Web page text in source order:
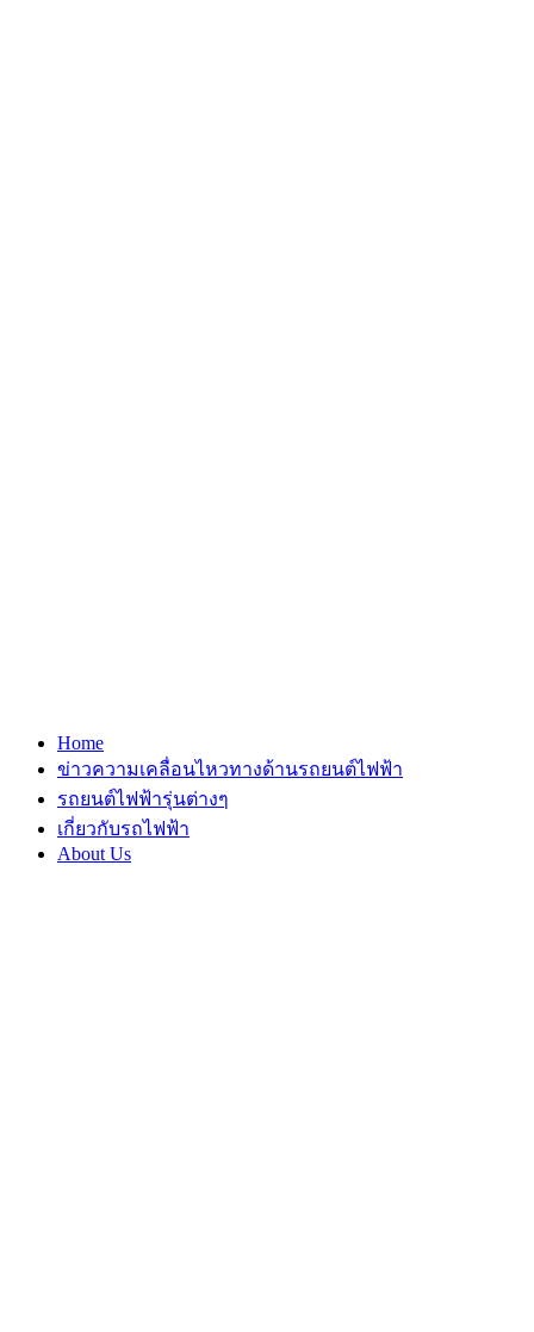
Home
ข่าวความเคลื่อนไหวทางด้านรถยนต์ไฟฟ้า
รถยนต์ไฟฟ้ารุ่นต่างๆ
เกี่ยวกับรถไฟฟ้า
About Us